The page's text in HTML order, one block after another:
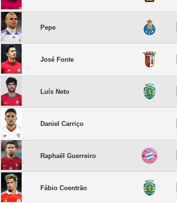
Pepe
José Fonte
Luís Neto
Daniel Carriço
Raphaël Guerreiro
Fábio Coentrão